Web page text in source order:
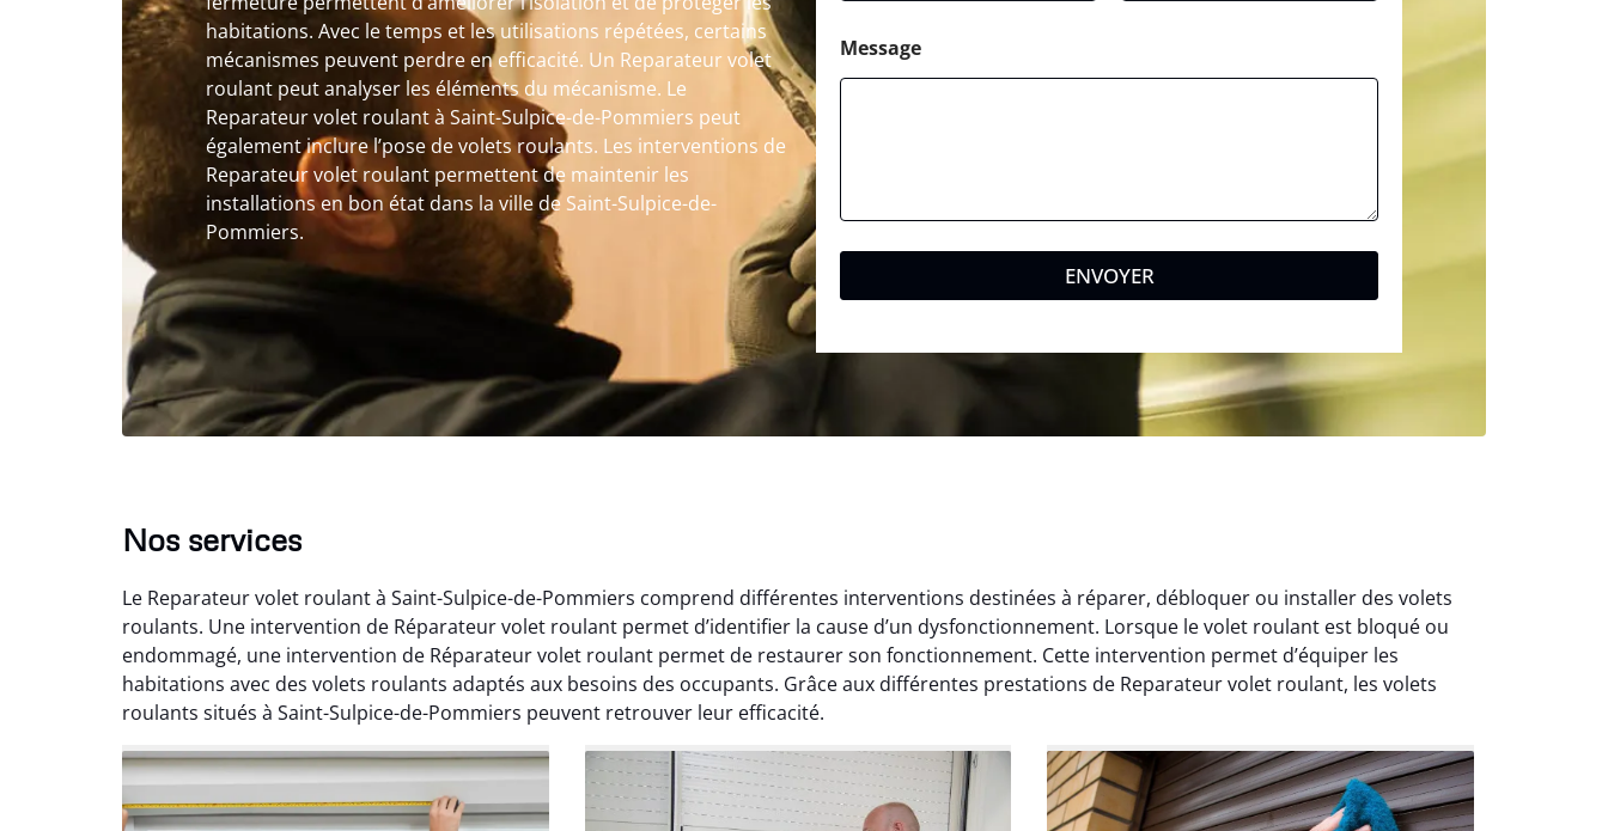
habitations. Avec le temps et les utilisations répétées, certains
mécanismes peuvent perdre en efficacité. Un Reparateur volet
roulant peut analyser les éléments du mécanisme. Le
Reparateur volet roulant à Saint-Sulpice-de-Pommiers peut
également inclure l’pose de volets roulants. Les interventions de
Reparateur volet roulant permettent de maintenir les
installations en bon état dans la ville de Saint-Sulpice-de-
Pommiers.
Message
ENVOYER
Nos services
Le Reparateur volet roulant à Saint-Sulpice-de-Pommiers comprend différentes interventions destinées à réparer, débloquer ou installer des volets
roulants. Une intervention de Réparateur volet roulant permet d’identifier la cause d’un dysfonctionnement. Lorsque le volet roulant est bloqué ou
endommagé, une intervention de Réparateur volet roulant permet de restaurer son fonctionnement. Cette intervention permet d’équiper les
habitations avec des volets roulants adaptés aux besoins des occupants. Grâce aux différentes prestations de Reparateur volet roulant, les volets
roulants situés à Saint-Sulpice-de-Pommiers peuvent retrouver leur efficacité.